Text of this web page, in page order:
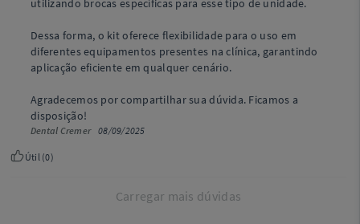
utilizando brocas específicas para esse tipo de unidade.
Dessa forma, o kit oferece flexibilidade para o uso em
diferentes equipamentos presentes na clínica, garantindo
aplicação eficiente em qualquer cenário.
Agradecemos por compartilhar sua dúvida. Ficamos a
disposição!
Dental Cremer08/09/2025
Útil (0)
Carregar mais dúvidas